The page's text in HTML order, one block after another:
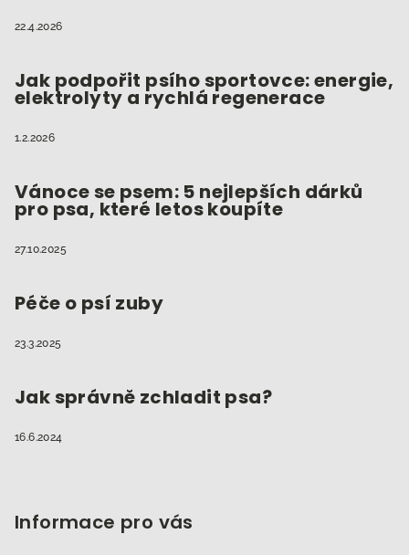
22.4.2026
Jak podpořit psího sportovce: energie,
elektrolyty a rychlá regenerace
1.2.2026
Vánoce se psem: 5 nejlepších dárků
pro psa, které letos koupíte
27.10.2025
Péče o psí zuby
23.3.2025
Jak správně zchladit psa?
16.6.2024
Informace pro vás